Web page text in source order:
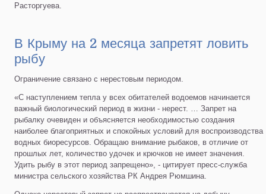
Расторгуева.
В Крыму на 2 месяца запретят ловить
рыбу
Ограничение связано с нерестовым периодом.
«С наступлением тепла у всех обитателей водоемов начинается
важный биологический период в жизни - нерест. … Запрет на
рыбалку очевиден и объясняется необходимостью создания
наиболее благоприятных и спокойных условий для воспроизводства
водных биоресурсов. Обращаю внимание рыбаков, в отличие от
прошлых лет, количество удочек и крючков не имеет значения.
Удить рыбу в этот период запрещено», - цитирует пресс-служба
министра сельского хозяйства РК Андрея Рюмшина.